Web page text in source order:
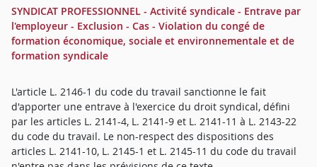
SYNDICAT PROFESSIONNEL - Activité syndicale - Entrave par
l'employeur - Exclusion - Cas - Violation du congé de
formation économique, sociale et environnementale et de
formation syndicale
L'article L. 2146-1 du code du travail sanctionne le fait
d'apporter une entrave à l'exercice du droit syndical, défini
par les articles L. 2141-4, L. 2141-9 et L. 2141-11 à L. 2143-22
du code du travail. Le non-respect des dispositions des
articles L. 2141-10, L. 2145-1 et L. 2145-11 du code du travail